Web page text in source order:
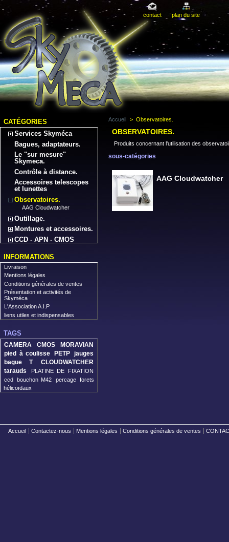
contact plan du site
CATÉGORIES
Services Skyméca
Bagues, adaptateurs.
Le "sur mesure"
Skymeca.
Contrôle à distance.
Accessoires telescopes
et lunettes
Observatoires.
AAG Cloudwatcher
Outillage.
Montures et accessoires.
CCD - APN - CMOS
INFORMATIONS
Livraison
Mentions légales
Conditions générales de ventes
Présentation et activités de
Skyméca
L'Association A.I.P
liens utiles et indispensables
TAGS
CAMERA CMOS MORAVIAN
pied à coulisse
PETP jauges
bague T
CLOUDWATCHER
tarauds
PLATINE DE FIXATION
ccd
bouchon M42 percage
forets
hélicoïdaux
Accueil > Observatoires.
OBSERVATOIRES.
Produits concernant l'utilisation des
sous-catégories
AAG Cloudwatcher
Accueil Contactez-nous Mentions légales Conditions générales de ventes